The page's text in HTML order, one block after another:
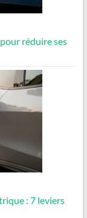
réduire ses
: 7 leviers